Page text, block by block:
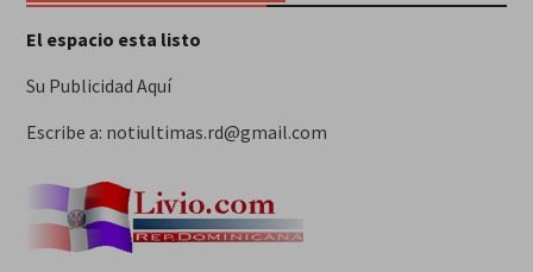
El espacio esta listo
Su Publicidad Aquí
Escribe a: notiultimas.rd@gmail.com